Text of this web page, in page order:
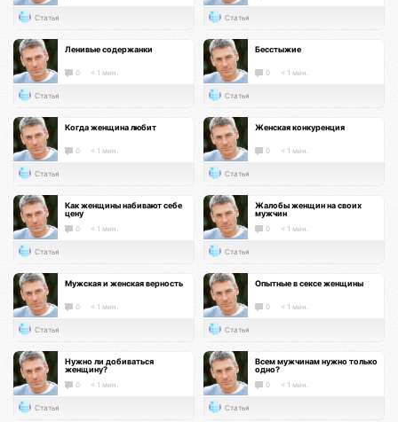
Статья Статья
Ленивые содержанки
0 < 1 мин.
Статья
Бесстыжие
0 < 1 мин.
Статья
Когда женщина любит
0 < 1 мин.
Статья
Женская конкуренция
0 < 1 мин.
Статья
Как женщины набивают себе
цену
0 < 1 мин.
Статья
Жалобы женщин на своих
мужчин
0 < 1 мин.
Статья
Мужская и женская верность
0 < 1 мин.
Статья
Опытные в сексе женщины
0 < 1 мин.
Статья
Нужно ли добиваться
женщину?
0 < 1 мин.
Статья
Всем мужчинам нужно только
одно?
0 < 1 мин.
Статья